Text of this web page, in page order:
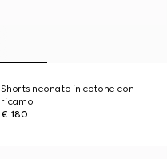
Shorts neonato in cotone con
ricamo
€ 180